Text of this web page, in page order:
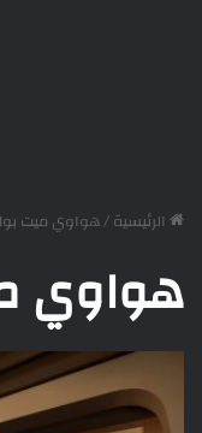
الرئيسية/هواوي ميت بوك
هواوي